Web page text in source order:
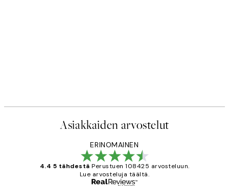
Asiakkaiden arvostelut
ERINOMAINEN
4.4 5 tähdestä Perustuen 108425 arvosteluun.
Lue arvosteluja täältä.